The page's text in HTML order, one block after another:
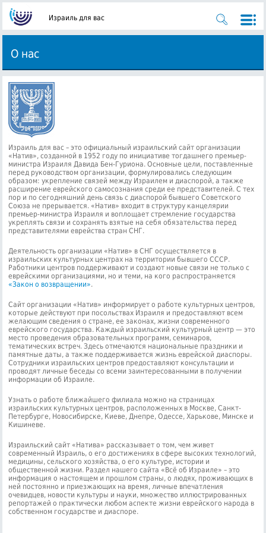
Израиль для вас
О нас
Израиль для вас – это официальный израильский сайт организации
«Натив», созданной в 1952 году по инициативе тогдашнего премьер-
министра Израиля Давида Бен-Гуриона. Основные цели, поставленные
перед руководством организации, формулировались следующим
образом: укрепление связей между Израилем и диаспорой, а также
расширение еврейского самосознания среди ее представителей. С тех
пор и по сегодняшний день связь с диаспорой бывшего Советского
Союза не прерывается. «Натив» входит в структуру канцелярии
премьер-министра Израиля и воплощает стремление государства
укреплять связи и сохранять взятые на себя обязательства перед
представителями еврейства стран СНГ.
Деятельность организации «Натив» в СНГ осуществляется в
израильских культурных центрах на территории бывшего СССР.
Работники центров поддерживают и создают новые связи не только с
еврейскими организациями, но и теми, на кого распространяется
«Закон о возвращении».
Сайт организации «Натив» информирует о работе культурных центров,
которые действуют при посольствах Израиля и предоставляют всем
желающим сведения о стране, ее законах, жизни современного
еврейского государства. Каждый израильский культурный центр — это
место проведения образовательных программ, семинаров,
тематических встреч. Здесь отмечаются национальные праздники и
памятные даты, а также поддерживается жизнь еврейской диаспоры.
Сотрудники израильских центров предоставляют консультации и
проводят личные беседы со всеми заинтересованными в получении
информации об Израиле.
Узнать о работе ближайшего филиала можно на страницах
израильских культурных центров, расположенных в Москве, Санкт-
Петербурге, Новосибирске, Киеве, Днепре, Одессе, Харькове, Минске и
Кишиневе.
Израильский сайт «Натива» рассказывает о том, чем живет
современный Израиль, о его достижениях в сфере высоких технологий,
медицины, сельского хозяйства, о его культуре, истории и
общественной жизни. Раздел нашего сайта «Всё об Израиле» – это
информация о настоящем и прошлом страны, о людях, проживающих в
ней постоянно и приезжающих на время, личные впечатления
очевидцев, новости культуры и науки, множество иллюстрированных
репортажей о практически любом аспекте жизни еврейского народа в
собственном государстве и диаспоре.